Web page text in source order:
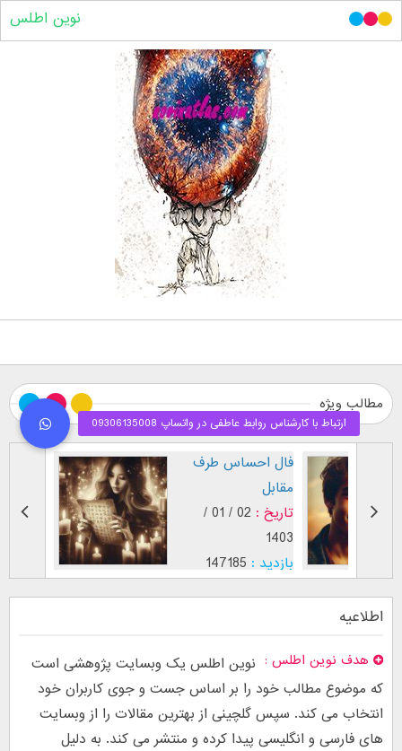
نوین اطلس
مطالب ویژه
تاریخ :
طرز نگاه پسر عاشق (
بر اساس [...]
تاریخ :
29 / 12 /
1402
بازدید : 26750
اطلاعیه
هدف نوین اطلس
نوین اطلس یک وبسایت پژوهشی است
که موضوع مطالب خود را بر اساس جست و جوی کاربران خود
انتخاب می کند. سپس گلچینی از بهترین مقالات را از وبسایت
های فارسی و انگلیسی پیدا کرده و منتشر می کند. به دلیل